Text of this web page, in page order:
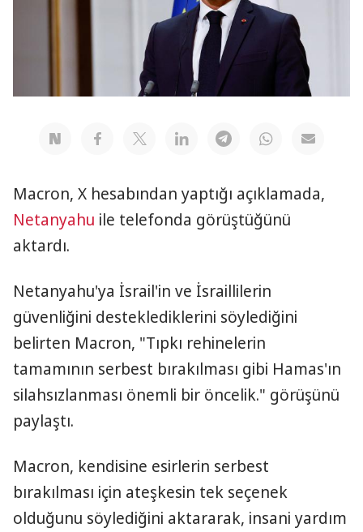
Macron, X hesabından yaptığı açıklamada,
Netanyahu ile telefonda görüştüğünü
aktardı.
Netanyahu'ya İsrail'in ve İsraillilerin
güvenliğini desteklediklerini söylediğini
belirten Macron, "Tıpkı rehinelerin
tamamının serbest bırakılması gibi Hamas'ın
silahsızlanması önemli bir öncelik." görüşünü
paylaştı.
Macron, kendisine esirlerin serbest
bırakılması için ateşkesin tek seçenek
olduğunu söylediğini aktararak, insani yardım